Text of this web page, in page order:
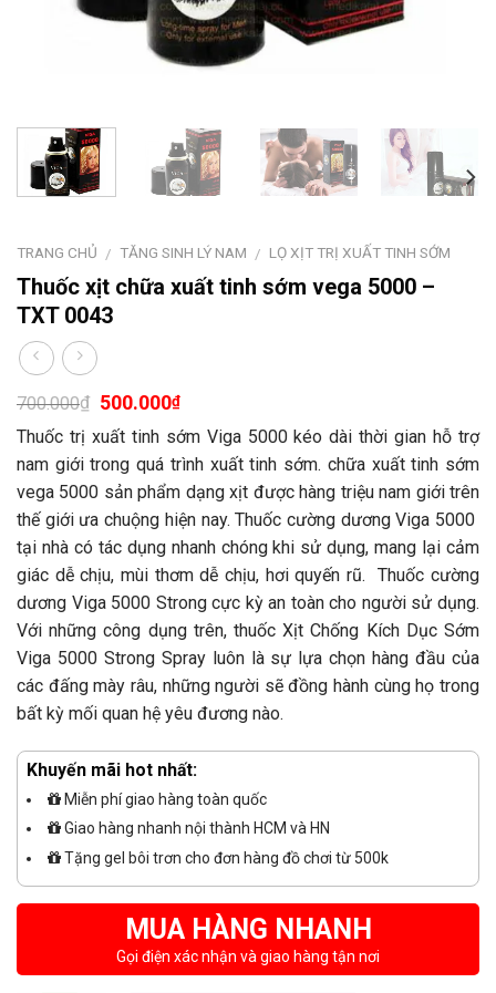
TRANG CHỦ / TĂNG SINH LÝ NAM / LỌ XỊT TRỊ XUẤT TINH SỚM
Thuốc xịt chữa xuất tinh sớm vega 5000 –
TXT 0043
700.000₫ 500.000₫
Thuốc trị xuất tinh sớm Viga 5000 kéo dài thời gian hỗ trợ
nam giới trong quá trình xuất tinh sớm. chữa xuất tinh sớm
vega 5000 sản phẩm dạng xịt được hàng triệu nam giới trên
thế giới ưa chuộng hiện nay. Thuốc cường dương Viga 5000
tại nhà có tác dụng nhanh chóng khi sử dụng, mang lại cảm
giác dễ chịu, mùi thơm dễ chịu, hơi quyến rũ. Thuốc cường
dương Viga 5000 Strong cực kỳ an toàn cho người sử dụng.
Với những công dụng trên, thuốc Xịt Chống Kích Dục Sớm
Viga 5000 Strong Spray luôn là sự lựa chọn hàng đầu của
các đấng mày râu, những người sẽ đồng hành cùng họ trong
bất kỳ mối quan hệ yêu đương nào.
Khuyến mãi hot nhất:
Miễn phí giao hàng toàn quốc
Giao hàng nhanh nội thành HCM và HN
Tặng gel bôi trơn cho đơn hàng đồ chơi từ 500k
MUA HÀNG NHANH
Gọi điện xác nhận và giao hàng tận nơi